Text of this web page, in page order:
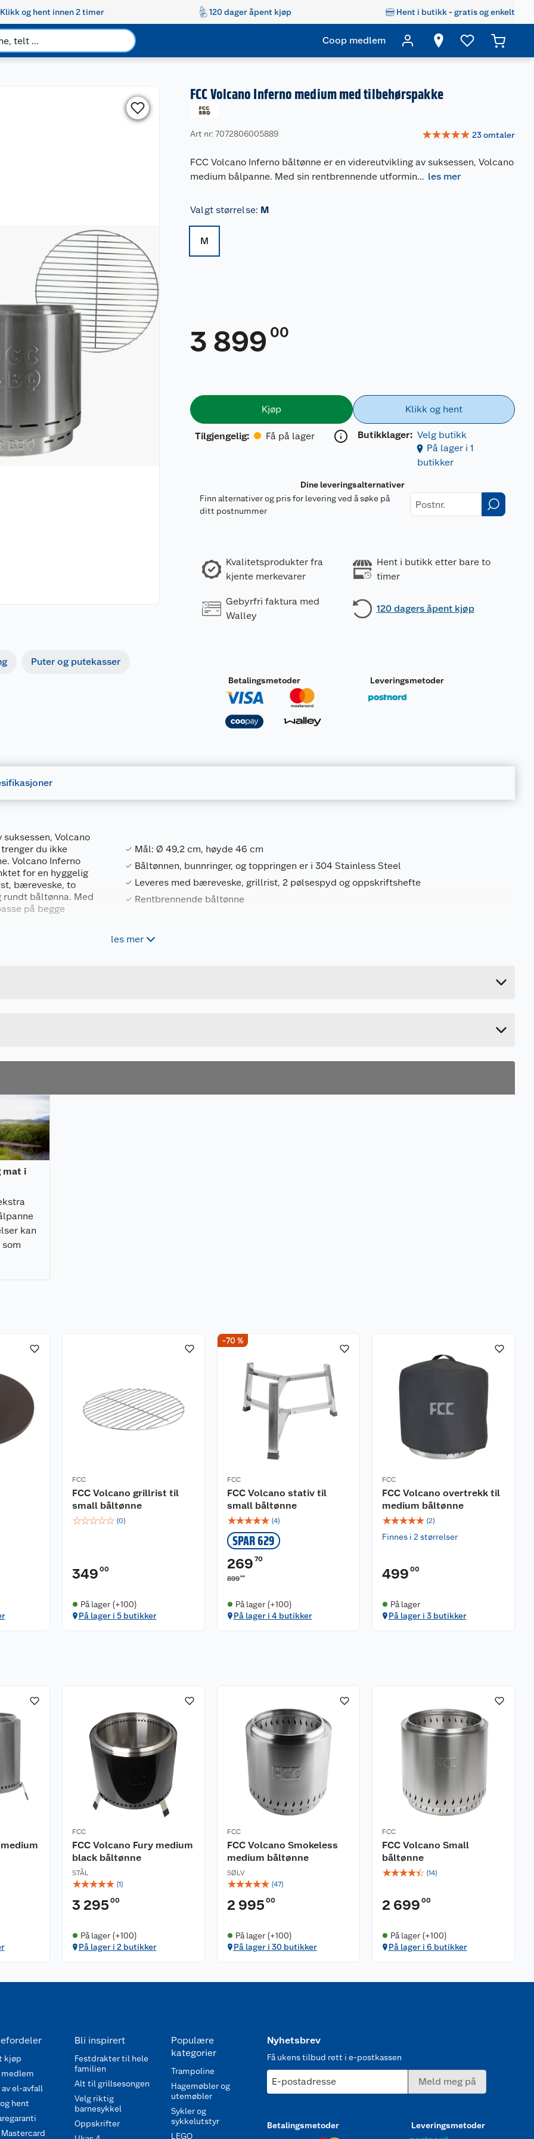
Klikk og hent innen 2 timer 120 dager åpent kjøp Hent i butikk - gratis og enkelt
Coop medlem
Puter og putekasser
FCC Volcano Inferno medium med tilbehørspakke
Art nr: 7072806005889 ☆☆☆☆☆ 23omtaler
FCC Volcano Inferno båltønne er en videreutvikling av suksessen, Volcano
medium bålpanne. Med sin rentbrennende utformin... les mer
Valgt størrelse: M
M
3 899 00
Kjøp
Tilgjengelig: Få på lager
Klikk og hent
Butikklager: Velg butikk
På lager i 1
butikker
Dine leveringsalternativer
Finn alternativer og pris for levering ved å søke på
ditt postnummer
Kvalitetsprodukter fra
kjente merkevarer
Hent i butikk etter bare to
timer
Gebyrfri faktura med
Walley
120 dagers åpent kjøp
Betalingsmetoder Leveringsmetoder
Volcano
du ikke
Volcano Inferno
for en hyggelig
bæreveske, to
båltønna. Med
på begge
i 304 Stainless
will
Dette
må være kald
anbefales
fuktig klut. Sørg
kondens.
Mål: Ø 49,2 cm, høyde 46 cm
Båltønnen, bunnringer, og toppringen er i 304 Stainless Steel
Leveres med bæreveske, grillrist, 2 pølsespyd og oppskriftshefte
Rentbrennende båltønne
les merForpakningsmål
mat i
kan
FCC
FCC Volcano grillrist til
small båltønne
☆☆☆☆☆ (0)
349 00
På lager (+100)
På lager i 5 butikker
-70 %
FCC
FCC Volcano stativ til
small båltønne
☆☆☆☆☆ (4)
SPAR 629
269 70
89900
På lager (+100)
På lager i 4 butikker
FCC
FCC Volcano overtrekk til
medium båltønne
☆☆☆☆☆ (2)
Finnes i 2 størrelser
499 00
På lager
På lager i 3 butikker
FCC
FCC Volcano Fury medium
black båltønne
STÅL
☆☆☆☆☆ (1)
3 295 00
På lager (+100)
På lager i 2 butikker
FCC
FCC Volcano Smokeless
medium båltønne
SØLV
☆☆☆☆☆ (47)
2 995 00
På lager (+100)
På lager i 30 butikker
FCC
FCC Volcano Small
båltønne
☆☆☆☆☆ (14)
2 699 00
På lager (+100)
På lager i 6 butikker
kjøp
medlem
av el-avfall
hent
Bli inspirert
Festdrakter til hele
familien
Alt til grillsesongen
Velg riktig
barnesykkel
Oppskrifter
Populære
kategorier
Trampoline
Hagemøbler og
utemøbler
Sykler og
sykkelutstyr
LEGO
Nyhetsbrev
Få ukens tilbud rett i e-postkassen
E-postadresse Meld meg på
Betalingsmetoder Leveringsmetoder